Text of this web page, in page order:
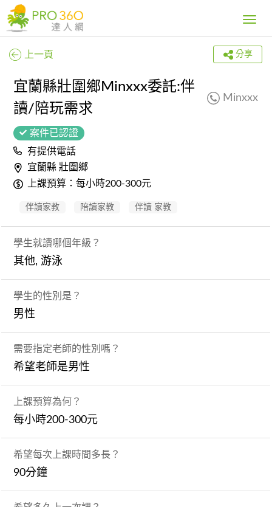
Toggle
上一頁 分享
宜蘭縣壯圍鄉Minxxx委託:伴
讀/陪玩需求
Minxxx
案件已認證
有提供電話
宜蘭縣 壯圍鄉
上課預算：每小時200-300元
伴讀家教 陪讀家教 伴讀 家教
學生就讀哪個年級？
其他, 游泳
學生的性別是？
男性
需要指定老師的性別嗎？
希望老師是男性
上課預算為何？
每小時200-300元
希望每次上課時間多長？
90分鐘